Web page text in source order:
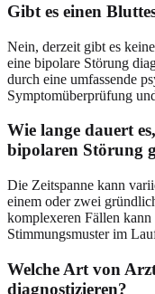
Gibt es einen
Nein, derzeit gibt es
eine bipolare Störung
durch eine umfassende
Symptomüberprüfung
Wie lange dauert
bipolaren Störung
Die Zeitspanne kann
einem oder zwei
komplexeren Fällen
Stimmungsmuster im
Welche Art von
diagnostizieren?